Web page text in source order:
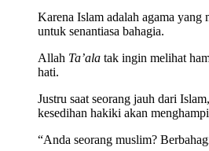
Karena Islam adalah agama yang
untuk senantiasa bahagia.
Allah Ta’ala tak ingin melihat
hati.
Justru saat seorang jauh dari
kesedihan hakiki akan
“Anda seorang muslim?